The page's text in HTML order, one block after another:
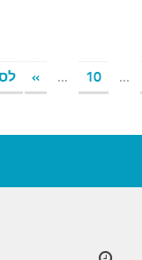
לסוף